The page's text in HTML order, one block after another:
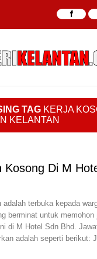
TAG KERJA
KELANTAN
Kosong Di M
adalah terbuka kepada
berminat untuk memohon
di M Hotel Sdn Bhd.
adalah seperti berikut: